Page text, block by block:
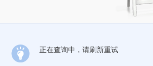
正在查询中，请刷新重试